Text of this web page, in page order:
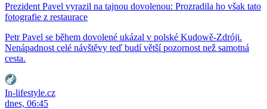
Prezident Pavel vyrazil na tajnou dovolenou: Prozradila ho však tato
fotografie z restaurace
Petr Pavel se během dovolené ukázal v polské Kudowě-Zdróji.
Nenápadnost celé návštěvy teď budí větší pozornost než samotná
cesta.
In-lifestyle.cz
dnes, 06:45